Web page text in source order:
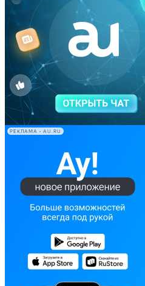
РЕКЛАМА • AU.RU